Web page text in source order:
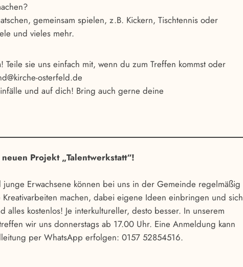
gemeinsam spielen, z.B. Kickern, Tischtennis oder
und vieles mehr.
Teile sie uns einfach mit, wenn du zum Treffen kommst oder
osterfeld.de
und auf dich! Bring auch gerne deine
Projekt „Talentwerkstatt“!
junge Erwachsene können bei uns in der Gemeinde regelmäßig
Kreativarbeiten machen, dabei eigene Ideen einbringen und sich
alles kostenlos! Je interkultureller, desto besser. In unserem
wir uns donnerstags ab 17.00 Uhr. Eine Anmeldung kann
per WhatsApp erfolgen: 0157 52854516.